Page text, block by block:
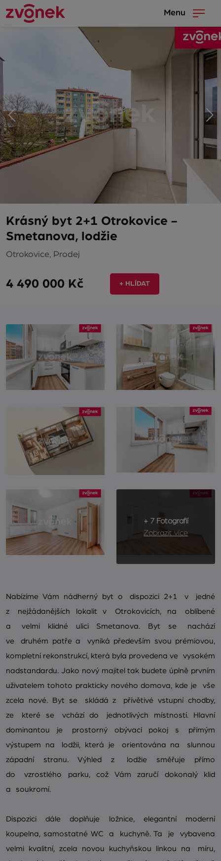
Menu
Krásný byt 2+1 Otrokovice -
Smetanova, lodžie
Otrokovice, Prodej
4 490 000 Kč + HLÍDAT
+ 7 Fotografií
Zobrazit více
Nabízíme Vám nádherný byt o dispozici 2+1 v jedné
z nejžádanějších lokalit v Otrokovicích, na oblíbené
a velmi klidné ulici Smetanova. Byt se nachází
ve druhém patře a vyniká především svou prémiovou,
kompletní rekonstrukcí, která byla provedena ve vysokém
nadstandardu. Jako nový majitel tak budete úplně prvním
uživatelem tohoto prakticky nového domova, kde je vše
zcela nové. Byt se skládá z přívětivé vstupní chodby,
ze které se vchází do jednotlivých místností. Hlavní
dominantou je prostorný obývací pokoj s přímým
výstupem na lodžii, která je orientována na slunnou
západní stranu. Výhled z lodžie směřuje přímo
do vzrostlého parku, což Vám zaručí dokonalý klid
a soukromí.
Dispozici dále doplňuje ložnice, elegantní moderní
koupelna, samostatné WC a kuchyně. Ta je vybavena
velmi kvalitní, zcela novou kuchyňskou linkou na míru,